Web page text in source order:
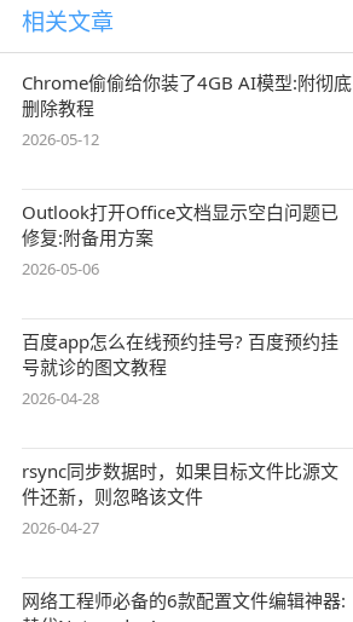
相关文章
Chrome偷偷给你装了4GB AI模型:附彻底
删除教程
2026-05-12
Outlook打开Office文档显示空白问题已
修复:附备用方案
2026-05-06
百度app怎么在线预约挂号? 百度预约挂
号就诊的图文教程
2026-04-28
rsync同步数据时，如果目标文件比源文
件还新，则忽略该文件
2026-04-27
网络工程师必备的6款配置文件编辑神器: